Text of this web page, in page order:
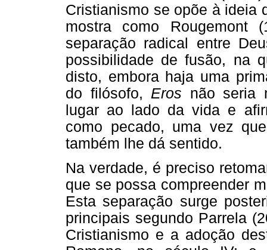
Cristianismo se opõe à ideia
mostra como
separação radical entre
possibilidade de fusão, na
disto, embora haja uma
do filósofo, Eros não seria
lugar ao lado da vida e
como pecado, uma vez
também lhe dá sentido.
Na verdade, é preciso
que se possa compreender
Esta separação surge
principais segundo Parrela
Cristianismo e a adoção